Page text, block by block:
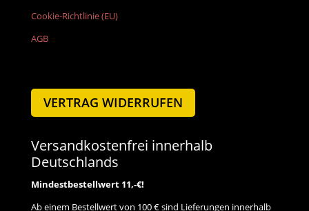
Cookie-Richtlinie (EU)
AGB
VERTRAG WIDERRUFEN
Versandkostenfrei innerhalb
Deutschlands
Mindestbestellwert 11,-€!
Ab einem Bestellwert von 100 € sind Lieferungen innerhalb